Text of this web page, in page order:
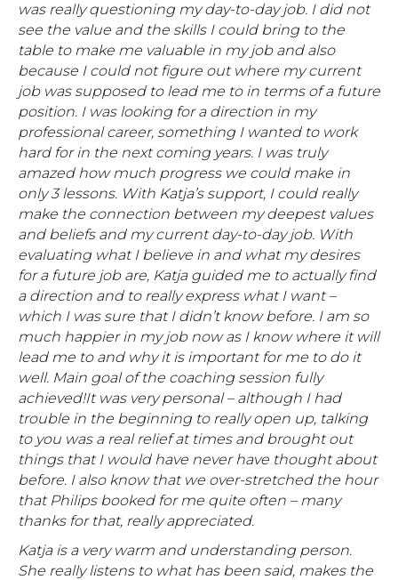
was really questioning my day-to-day job. I did not
see the value and the skills I could bring to the
table to make me valuable in my job and also
because I could not figure out where my current
job was supposed to lead me to in terms of a future
position. I was looking for a direction in my
professional career, something I wanted to work
hard for in the next coming years. I was truly
amazed how much progress we could make in
only 3 lessons. With Katja’s support, I could really
make the connection between my deepest values
and beliefs and my current day-to-day job. With
evaluating what I believe in and what my desires
for a future job are, Katja guided me to actually find
a direction and to really express what I want –
which I was sure that I didn’t know before. I am so
much happier in my job now as I know where it will
lead me to and why it is important for me to do it
well. Main goal of the coaching session fully
achieved!It was very personal – although I had
trouble in the beginning to really open up, talking
to you was a real relief at times and brought out
things that I would have never have thought about
before. I also know that we over-stretched the hour
that Philips booked for me quite often – many
thanks for that, really appreciated.
Katja is a very warm and understanding person.
She really listens to what has been said, makes the